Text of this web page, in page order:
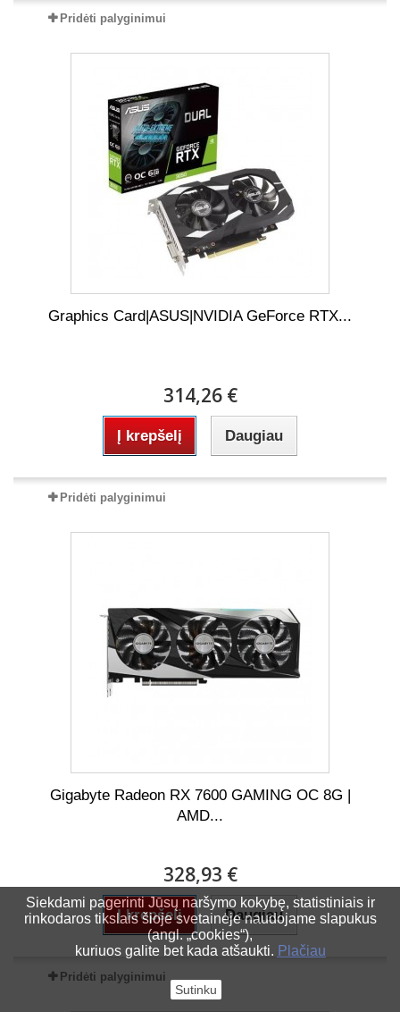
Siekdami pagerinti Jūsų naršymo kokybę, statistiniais ir
rinkodaros tikslais šioje svetainėje naudojame slapukus
(angl. „cookies“),
kuriuos galite bet kada atšaukti. Plačiau
Sutinku
Pridėti palyginimui
Graphics Card|ASUS|NVIDIA GeForce RTX...
314,26 €
Į krepšelį Daugiau
Pridėti palyginimui
Gigabyte Radeon RX 7600 GAMING OC 8G |
AMD...
328,93 €
Į krepšelį Daugiau
Pridėti palyginimui